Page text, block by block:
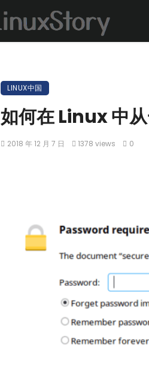
LINUX中国
如何在 Linux 中
2018 年 12 月 7 日 1378 views 0